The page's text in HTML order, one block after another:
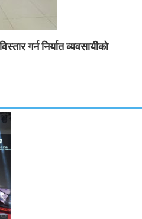
गर्न निर्यात व्यवसायीको